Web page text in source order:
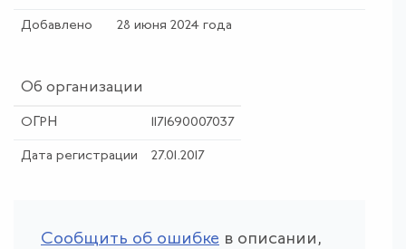
Добавлено 28 июня 2024 года
Об организации
ОГРН 1171690007037
Дата регистрации 27.01.2017
Сообщить об ошибке в описании,